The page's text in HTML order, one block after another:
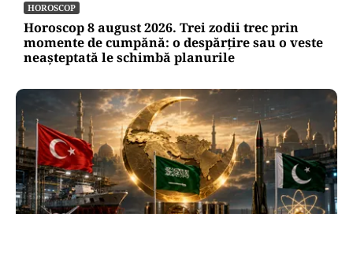
HOROSCOP
Horoscop 8 august 2026. Trei zodii trec prin
momente de cumpănă: o despărțire sau o veste
neașteptată le schimbă planurile